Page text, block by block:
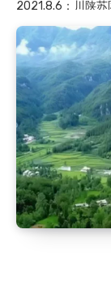
2021.8.6 ：孙思
2020.8.6：白衣
2020.8.6：恩阳
2020.8.6：红四
2019.8.6：旧时
2019.8.6：通江
2019.8.6：通江县
2019.8.6：通江
2018.8.6：明朝进